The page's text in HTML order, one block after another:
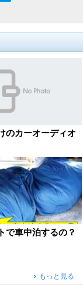
のカーオーディオ
で車中泊するの？
もっと見る